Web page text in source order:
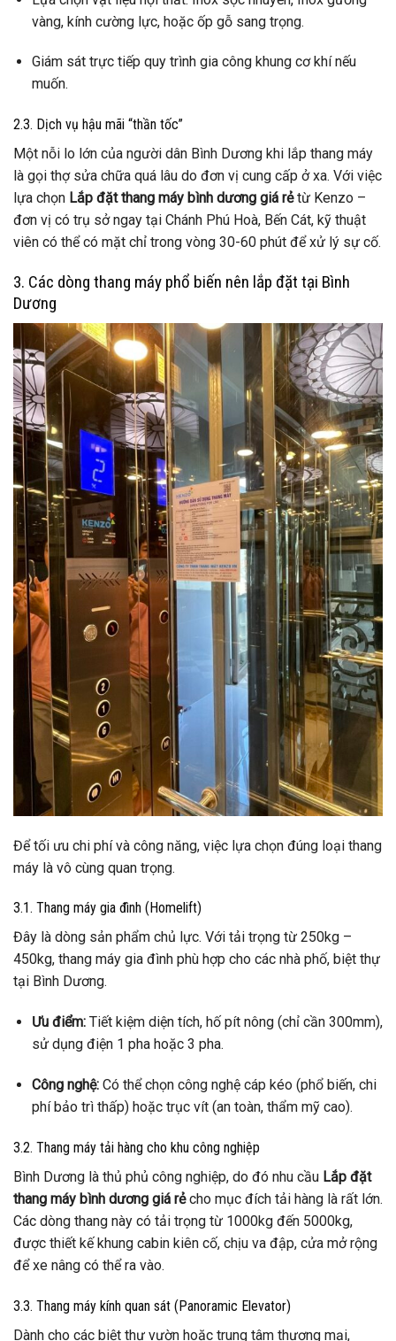
vàng, kính cường lực, hoặc ốp gỗ sang trọng.
Giám sát trực tiếp quy trình gia công khung cơ khí nếu
muốn.
2.3. Dịch vụ hậu mãi “thần tốc”
Một nỗi lo lớn của người dân Bình Dương khi lắp thang máy
là gọi thợ sửa chữa quá lâu do đơn vị cung cấp ở xa. Với việc
lựa chọn Lắp đặt thang máy bình dương giá rẻtừ Kenzo –
đơn vị có trụ sở ngay tại Chánh Phú Hoà, Bến Cát, kỹ thuật
viên có thể có mặt chỉ trong vòng 30-60 phút để xử lý sự cố.
3. Các dòng thang máy phổ biến nên lắp đặt tại Bình
Dương
Để tối ưu chi phí và công năng, việc lựa chọn đúng loại thang
máy là vô cùng quan trọng.
3.1. Thang máy gia đình (Homelift)
Đây là dòng sản phẩm chủ lực. Với tải trọng từ 250kg –
450kg, thang máy gia đình phù hợp cho các nhà phố, biệt thự
tại Bình Dương.
Ưu điểm:Tiết kiệm diện tích, hố pít nông (chỉ cần 300mm),
sử dụng điện 1 pha hoặc 3 pha.
Công nghệ:Có thể chọn công nghệ cáp kéo (phổ biến, chi
phí bảo trì thấp) hoặc trục vít (an toàn, thẩm mỹ cao).
3.2. Thang máy tải hàng cho khu công nghiệp
Bình Dương là thủ phủ công nghiệp, do đó nhu cầu Lắp đặt
thang máy bình dương giá rẻcho mục đích tải hàng là rất lớn.
Các dòng thang này có tải trọng từ 1000kg đến 5000kg,
được thiết kế khung cabin kiên cố, chịu va đập, cửa mở rộng
để xe nâng có thể ra vào.
3.3. Thang máy kính quan sát (Panoramic Elevator)
Dành cho các biệt thự vườn hoặc trung tâm thương mại,